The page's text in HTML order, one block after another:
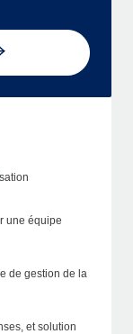
une équipe
de gestion de la
et solution